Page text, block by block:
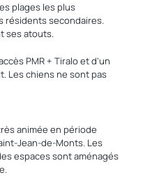
plages les plus
résidents secondaires.
ses atouts.
PMR + Tiralo et d'un
Les chiens ne sont pas
animée en période
Jean-de-Monts. Les
espaces sont aménagés